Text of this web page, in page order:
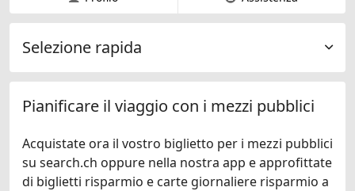
Selezione rapida
Pianificare il viaggio con i mezzi pubblici
Acquistate ora il vostro biglietto per i mezzi pubblici
su search.ch oppure nella nostra app e approfittate
di biglietti risparmio e carte giornaliere risparmio a